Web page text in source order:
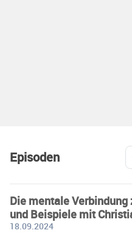
Episoden
Die mentale
und Beispiele mit
18.09.2024